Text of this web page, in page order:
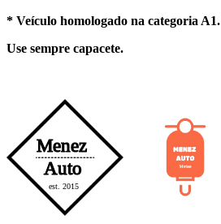
* Veículo homologado na categoria A1.
Use sempre capacete.